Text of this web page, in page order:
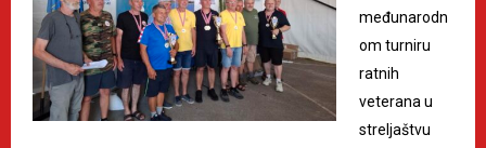
međunarodn
om turniru
ratnih
veterana u
streljaštvu